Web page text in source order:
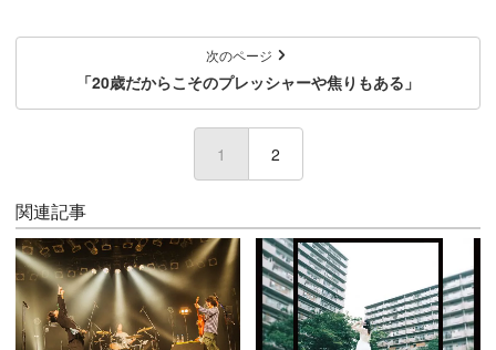
次のページ
「20歳だからこそのプレッシャーや焦りもある」
1 (current)
2
関連記事